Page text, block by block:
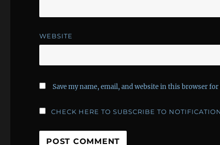
WEBSITE
Save my name, email, and website in this browser
CHECK HERE TO SUBSCRIBE TO